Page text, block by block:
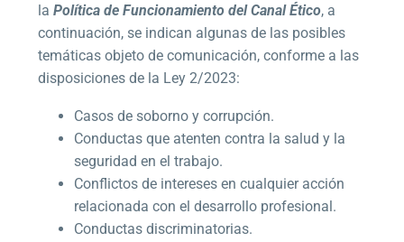
la Política de Funcionamiento del Canal Ético, a
continuación, se indican algunas de las posibles
temáticas objeto de comunicación, conforme a las
disposiciones de la Ley 2/2023:
Casos de soborno y corrupción.
Conductas que atenten contra la salud y la
seguridad en el trabajo.
Conflictos de intereses en cualquier acción
relacionada con el desarrollo profesional.
Conductas discriminatorias.